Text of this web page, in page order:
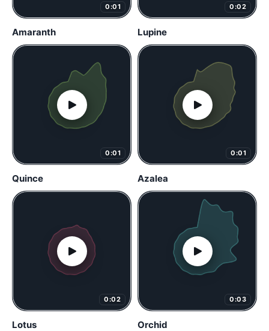
0:01
Amaranth
0:02
Lupine
0:01
Quince
0:01
Azalea
0:02
Lotus
0:03
Orchid